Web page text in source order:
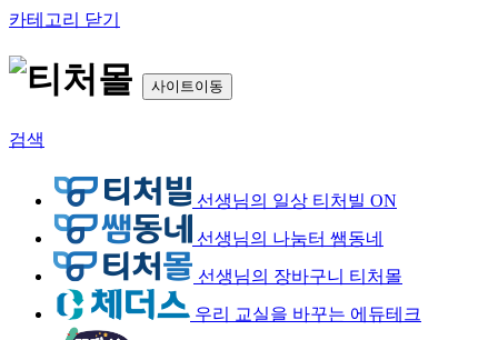
카테고리 닫기
사이트이동
검색
선생님의 일상 티처빌 ON
선생님의 나눔터 쌤동네
선생님의 장바구니 티처몰
우리 교실을 바꾸는 에듀테크